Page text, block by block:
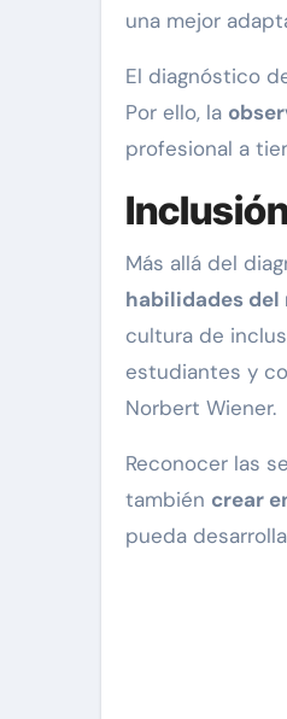
una mejor
El diagnóstico
Por ello, la
profesional a
Más allá del
habilidades del
cultura de
estudiantes y
Norbert Wiener.
Reconocer las
también crear
pueda